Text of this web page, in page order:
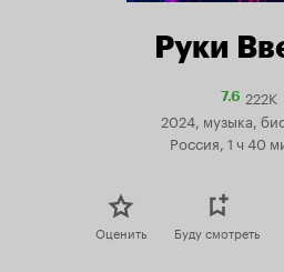
Руки
7.6Рейтинг
222K
2024, музыка,
Россия, 1 ч 40
Оценить Буду смотреть